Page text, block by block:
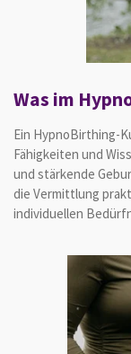
Was im
Ein HypnoBirthing-
Fähigkeiten und
und stärkende
die Vermittlung
individuellen